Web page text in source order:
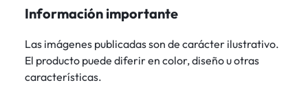
Información importante
Las imágenes publicadas son de carácter ilustrativo.
El producto puede diferir en color, diseño u otras
características.